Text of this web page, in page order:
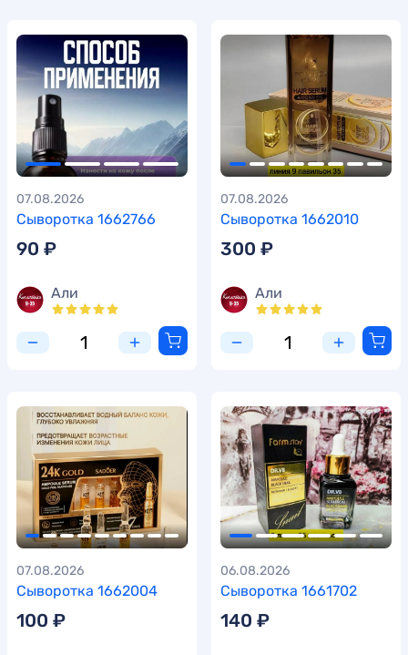
Сыворотка 1662766
07.08.2026
90 ₽
Али
Сыворотка 1662010
07.08.2026
300 ₽
Али
Сыворотка 1662004
07.08.2026
100 ₽
Сыворотка 1661702
06.08.2026
140 ₽